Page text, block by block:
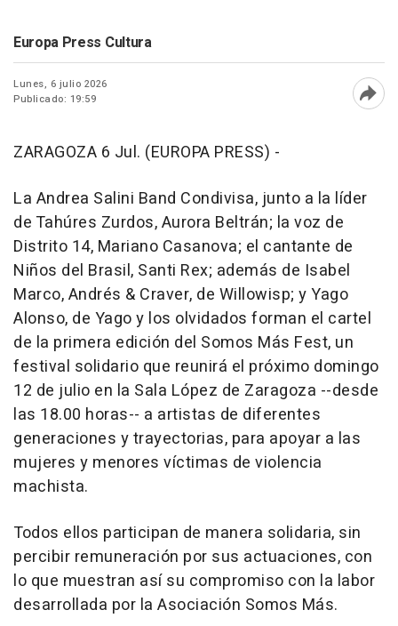
Europa Press Cultura
Lunes, 6 julio 2026
Publicado: 19:59
ZARAGOZA 6 Jul. (EUROPA PRESS) -
La Andrea Salini Band Condivisa, junto a la líder
de Tahúres Zurdos, Aurora Beltrán; la voz de
Distrito 14, Mariano Casanova; el cantante de
Niños del Brasil, Santi Rex; además de Isabel
Marco, Andrés & Craver, de Willowisp; y Yago
Alonso, de Yago y los olvidados forman el cartel
de la primera edición del Somos Más Fest, un
festival solidario que reunirá el próximo domingo
12 de julio en la Sala López de Zaragoza --desde
las 18.00 horas-- a artistas de diferentes
generaciones y trayectorias, para apoyar a las
mujeres y menores víctimas de violencia
machista.
Todos ellos participan de manera solidaria, sin
percibir remuneración por sus actuaciones, con
lo que muestran así su compromiso con la labor
desarrollada por la Asociación Somos Más.